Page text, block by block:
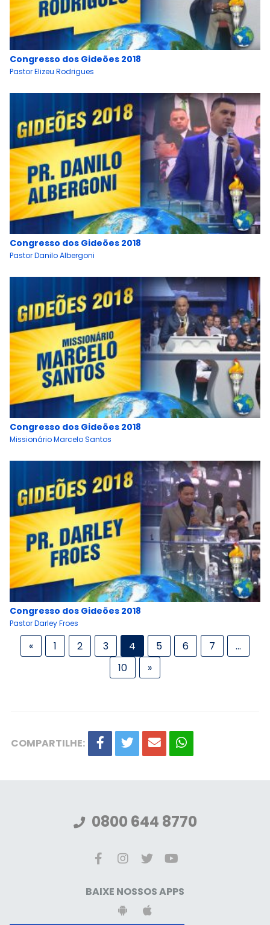
Congresso dos Gideões 2018
Pastor Elizeu Rodrigues
Congresso dos Gideões 2018
Pastor Danilo Albergoni
Congresso dos Gideões 2018
Missionário Marcelo Santos
Congresso dos Gideões 2018
Pastor Darley Froes
« 1 2 3 4 5 6 7
…
10
»
COMPARTILHE:
0800 644 8770
BAIXE NOSSOS APPS